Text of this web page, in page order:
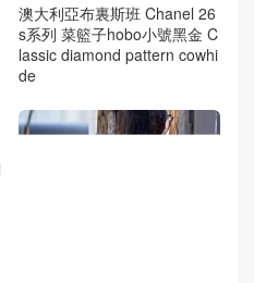
澳大利亞布裏斯班 Chanel 26
s系列 菜籃子hobo小號黑金 C
lassic diamond pattern cowhi
de